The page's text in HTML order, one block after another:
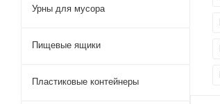
Урны для мусора
Пищевые ящики
Пластиковые контейнеры